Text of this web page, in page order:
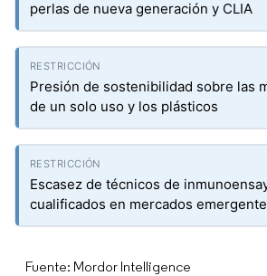
perlas de nueva generación y CLIA
Presión de sostenibilidad sobre las
de un solo uso y los plásticos
Escasez de técnicos de
cualificados en mercados
Fuente: Mordor Intelligence